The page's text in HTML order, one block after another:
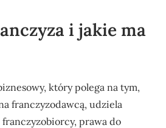
i jakie ma
który polega na tym,
franczyzodawcą, udziela
prawa do